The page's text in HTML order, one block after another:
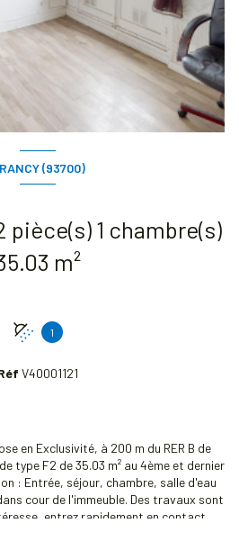
(93700)
35.03 m²
1
V40001121
en Exclusivité, à 200 m du RER B de
type F2 de 35.03 m² au 4ème et dernier
: Entrée, séjour, chambre, salle d'eau
cour de l'immeuble. Des travaux sont
entrez rapidement en contact